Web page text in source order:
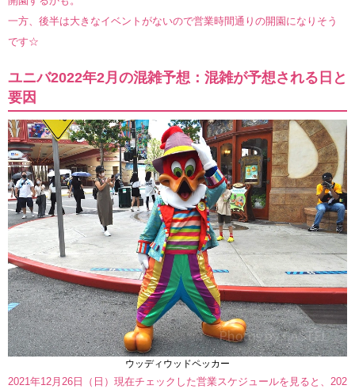
一方、後半は大きなイベントがないので営業時間通りの開園になりそう
です☆
ユニバ2022年2月の混雑予想：混雑が予想される日と
要因
ウッディウッドペッカー
2021年12月26日（日）現在チェックした営業スケジュールを見ると、202